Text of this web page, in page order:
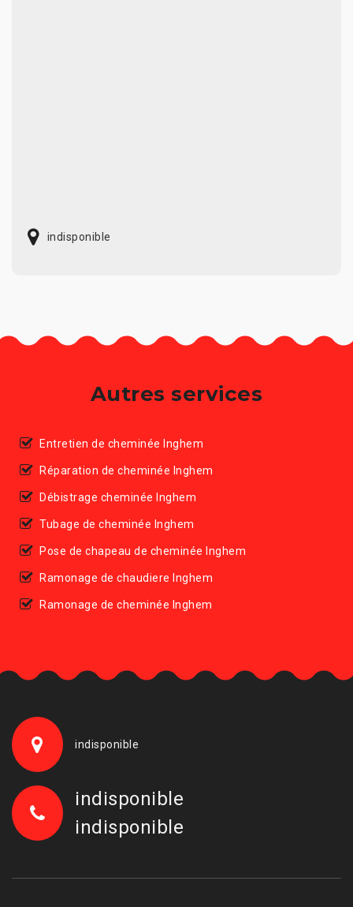
indisponible
Autres services
Entretien de cheminée Inghem
Réparation de cheminée Inghem
Débistrage cheminée Inghem
Tubage de cheminée Inghem
Pose de chapeau de cheminée Inghem
Ramonage de chaudiere Inghem
Ramonage de cheminée Inghem
indisponible
indisponible
indisponible